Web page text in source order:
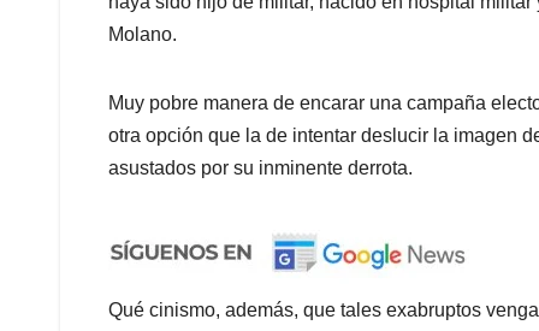
Molano.
Muy pobre manera de encarar una campaña
otra opción que la de intentar deslucir la imagen
asustados por su inminente derrota.
Qué cinismo, además, que tales exabruptos